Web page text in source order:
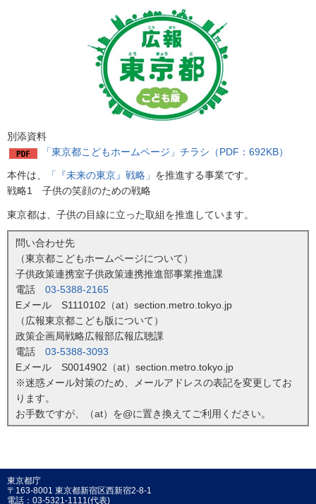
別添資料
「東京都こどもホームページ」チラシ（PDF：692KB）
本件は、 「『未来の東京』戦略」 を推進する事業です。
戦略1 子供の笑顔のための戦略
東京都は、子供の目線に立った取組を推進しています。
問い合わせ先
（東京都こどもホームページについて）
子供政策連携室子供政策連携推進部事業推進課
電話 03-5388-2165
Eメール S1110102（at）section.metro.tokyo.jp
（広報東京都こども版について）
政策企画局戦略広報部広報広聴課
電話 03-5388-3093
Eメール S0014902（at）section.metro.tokyo.jp
※迷惑メール対策のため、メールアドレスの表記を変更してお
ります。
お手数ですが、（at）を@に置き換えてご利用ください。
東京都庁
〒163-8001 東京都新宿区西新宿2-8-1
電話：03-5321-1111(代表)